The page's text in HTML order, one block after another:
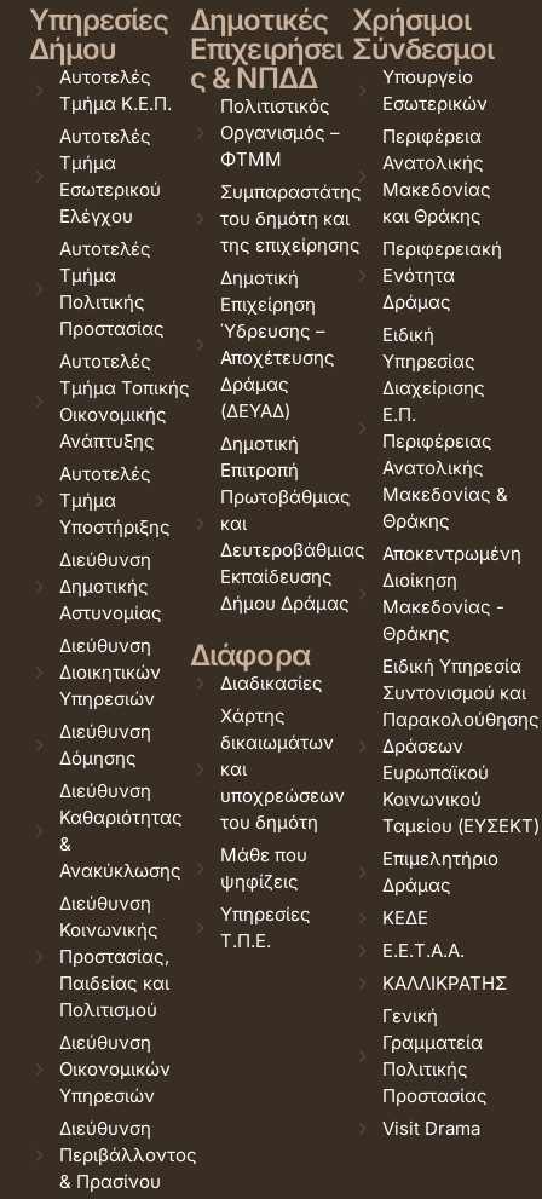
Υπηρεσίες
Δήμου
Αυτοτελές
Τμήμα Κ.Ε.Π.
Αυτοτελές
Τμήμα
Εσωτερικού
Ελέγχου
Αυτοτελές
Τμήμα
Πολιτικής
Προστασίας
Αυτοτελές
Τμήμα Τοπικής
Οικονομικής
Ανάπτυξης
Αυτοτελές
Τμήμα
Υποστήριξης
Διεύθυνση
Δημοτικής
Αστυνομίας
Διεύθυνση
Διοικητικών
Υπηρεσιών
Διεύθυνση
Δόμησης
Διεύθυνση
Καθαριότητας
&
Ανακύκλωσης
Διεύθυνση
Κοινωνικής
Προστασίας,
Παιδείας και
Πολιτισμού
Διεύθυνση
Οικονομικών
Υπηρεσιών
Διεύθυνση
Περιβάλλοντος
& Πρασίνου
Δημοτικές
Επιχειρήσει
ς & ΝΠΔΔ
Πολιτιστικός
Οργανισμός –
ΦΤΜΜ
Συμπαραστάτης
του δημότη και
της επιχείρησης
Δημοτική
Επιχείρηση
Ύδρευσης –
Αποχέτευσης
Δράμας
(ΔΕΥΑΔ)
Δημοτική
Επιτροπή
Πρωτοβάθμιας
και
Δευτεροβάθμιας
Εκπαίδευσης
Δήμου Δράμας
Διάφορα
Διαδικασίες
Χάρτης
δικαιωμάτων
και
υποχρεώσεων
του δημότη
Μάθε που
ψηφίζεις
Υπηρεσίες
Τ.Π.Ε.
Χρήσιμοι
Σύνδεσμοι
Υπουργείο
Εσωτερικών
Περιφέρεια
Ανατολικής
Μακεδονίας
και Θράκης
Περιφερειακή
Ενότητα
Δράμας
Ειδική
Υπηρεσίας
Διαχείρισης
Ε.Π.
Περιφέρειας
Ανατολικής
Μακεδονίας &
Θράκης
Αποκεντρωμένη
Διοίκηση
Μακεδονίας -
Θράκης
Ειδική Υπηρεσία
Συντονισμού και
Παρακολούθησης
Δράσεων
Ευρωπαϊκού
Κοινωνικού
Ταμείου (ΕΥΣΕΚΤ)
Επιμελητήριο
Δράμας
ΚΕΔΕ
Ε.Ε.Τ.Α.Α.
ΚΑΛΛΙΚΡΑΤΗΣ
Γενική
Γραμματεία
Πολιτικής
Προστασίας
Visit Drama